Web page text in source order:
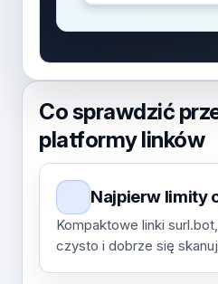
Co sprawdzić
platformy linków
Najpierw limity
Kompaktowe linki
czysto i dobrze się